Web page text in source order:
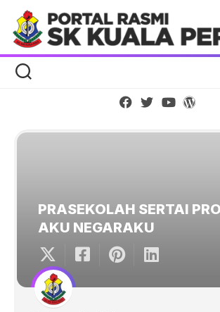
content
PRASEKOLAH SERTAI
AKU NEGARAKU